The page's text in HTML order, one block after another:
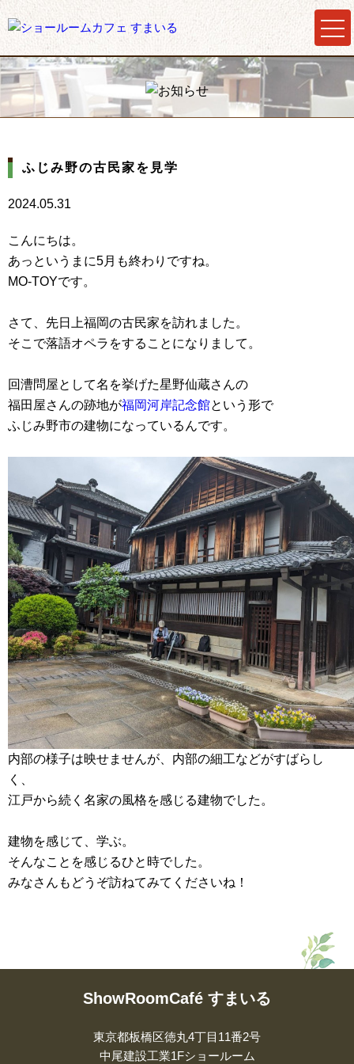
ふじみ野の古民家を見学
2024.05.31
こんにちは。
あっというまに5月も終わりですね。
MO-TOYです。
さて、先日上福岡の古民家を訪れました。
そこで落語オペラをすることになりまして。
回漕問屋として名を挙げた星野仙蔵さんの
福田屋さんの跡地が福岡河岸記念館という形で
ふじみ野市の建物になっているんです。
内部の様子は映せませんが、内部の細工などがすばらし
く、
江戸から続く名家の風格を感じる建物でした。
建物を感じて、学ぶ。
そんなことを感じるひと時でした。
みなさんもどうぞ訪ねてみてくださいね！
ShowRoomCafé すまいる
東京都板橋区徳丸4丁目11番2号
中尾建設工業1Fショールーム